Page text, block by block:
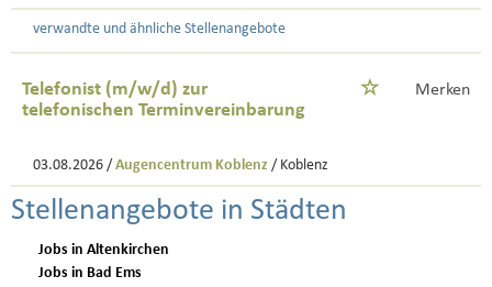
verwandte und ähnliche Stellenangebote
Telefonist (m/w/d) zur
telefonischen Terminvereinbarung
Merken
03.08.2026 / Augencentrum Koblenz / Koblenz
Stellenangebote in Städten
Jobs in Altenkirchen
Jobs in Bad Ems